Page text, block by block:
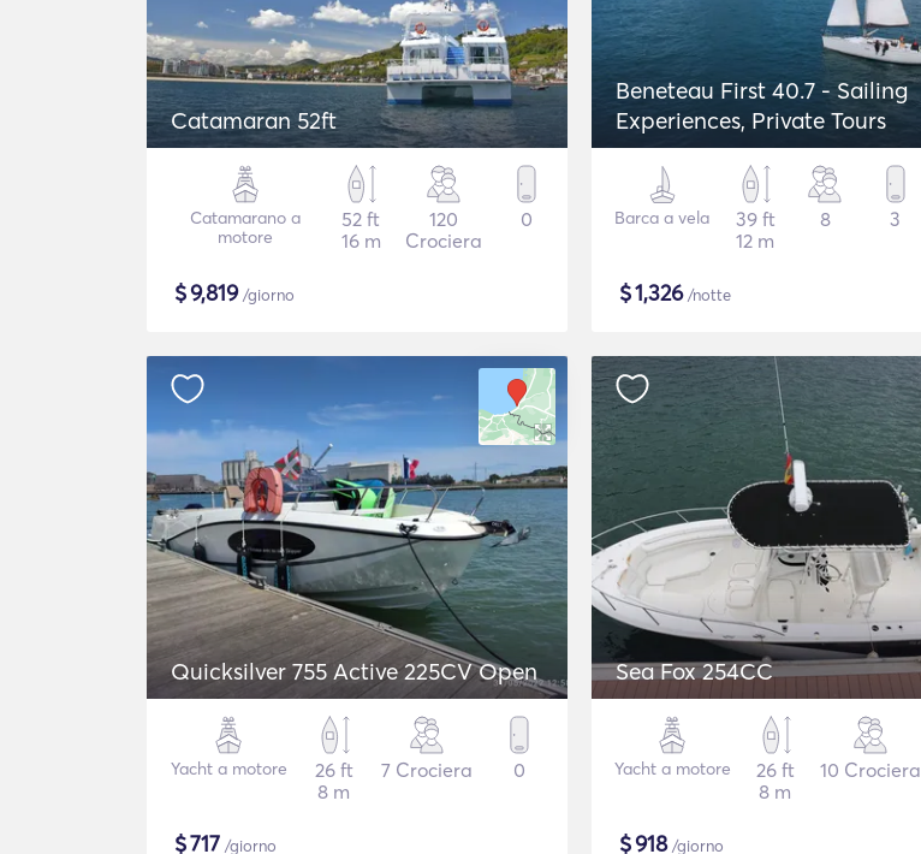
Catamaran 52ft
Catamarano a
motore
52 ft
16 m
120
Crociera
0
$9,819/giorno
Beneteau First 40.7 - Sailing
Experiences, Private Tours
Barca a vela
39 ft
12 m
8 3
$1,326/notte
Quicksilver 755 Active 225CV Open
Yacht a motore
26 ft
8 m
7 Crociera 0
$717 /giorno
Sea Fox 254CC
Yacht a motore
26 ft
8 m
10 Crociera
$918/giorno